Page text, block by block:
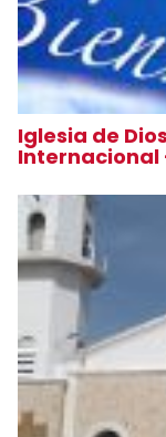
Iglesia de
Internacional